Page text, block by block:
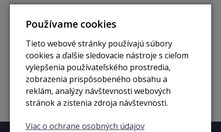
(2020)
333 € Zobraziť
Používame cookies
Tieto webové stránky používajú súbory
cookies a ďalšie sledovacie nástroje s cieľom
vylepšenia používateľského prostredia,
zobrazenia prispôsobeného obsahu a
reklám, analýzy návštevnosti webových
stránok a zistenia zdroja návštevnosti.
Viac o ochrane osobných údajov